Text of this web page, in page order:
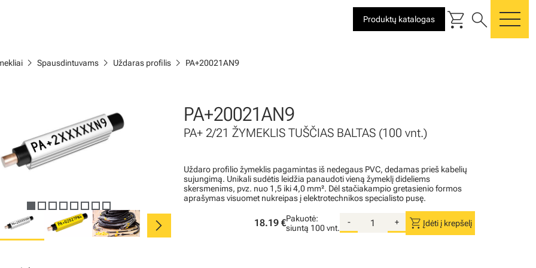
Produktų katalogas shopping_cart search
chevron_right Spausdintuvams chevron_right Uždaras profilis chevron_right PA+20021AN9
chevron_right
PA+20021AN9
PA+ 2/21 ŽYMEKLIS TUŠČIAS BALTAS (100 vnt.)
Uždaro profilio žymeklis pagamintas iš nedegaus PVC, dedamas prieš kabelių
sujungimą. Unikali sudėtis leidžia panaudoti vieną žymeklį dideliems
skersmenims, pvz. nuo 1,5 iki 4,0 mm². Dėl stačiakampio gretasienio formos
aprašymas visuomet nukreipas į elektrotechnikos specialisto pusę.
18.19 €Pakuotė:
siuntą 100 vnt.
- + shopping_cart Įdėti į krepšelį